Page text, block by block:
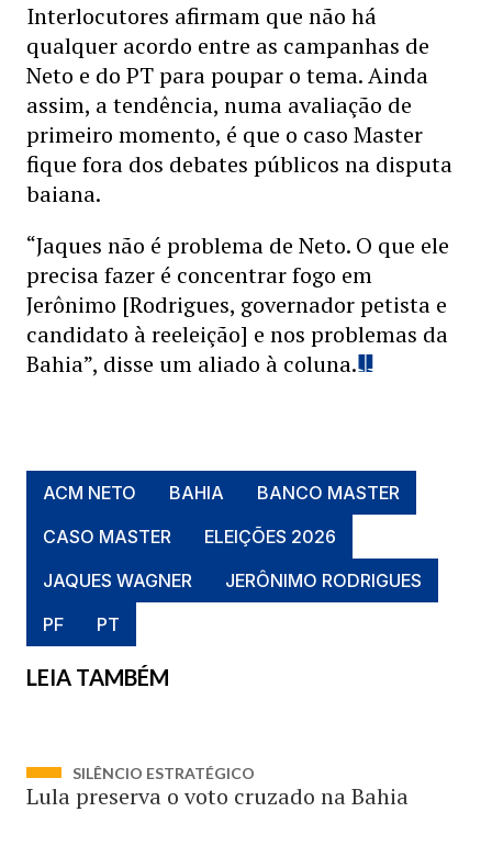
Interlocutores afirmam que não há
qualquer acordo entre as campanhas de
Neto e do PT para poupar o tema. Ainda
assim, a tendência, numa avaliação de
primeiro momento, é que o caso Master
fique fora dos debates públicos na disputa
baiana.
“Jaques não é problema de Neto. O que ele
precisa fazer é concentrar fogo em
Jerônimo [Rodrigues, governador petista e
candidato à reeleição] e nos problemas da
Bahia”, disse um aliado à coluna.
ACM NETO BAHIA
BANCO MASTER
CASO MASTER
ELEIÇÕES 2026
JAQUES WAGNER
JERÔNIMO RODRIGUES
PF
PT
LEIA TAMBÉM
SILÊNCIO ESTRATÉGICO
Lula preserva o voto cruzado na Bahia